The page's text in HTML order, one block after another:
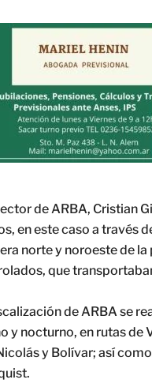
de ARBA, Cristian
en este caso a través
norte y noroeste de
que
de ARBA se
y nocturno, en rutas de
y Bolívar; así